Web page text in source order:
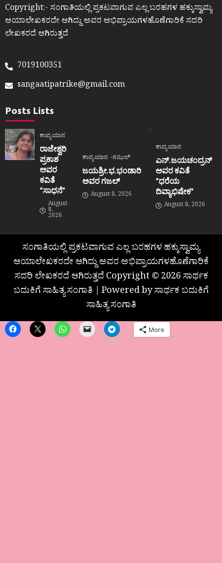
Copyright:- ಸಂಗಾತಿಯಲ್ಲಿ ಪ್ರಕಟವಾಗುವ ಎಲ್ಲ ಬರಹಗಳ ಹಕ್ಕುಸ್ವಾಮ್ಯ
ಆಯಾಲೇಖಕರದೇ ಆಗಿದ್ದು ಅವರ ಅಭಿಪ್ರಾಯಗಳಹೊಣೆಗಾರಿಕೆ ಸದರಿ
ಲೇಖಕರದೆ ಆಗಿರುತ್ತದೆ
7019100351
sangaatipatrike@gmail.com
Posts Lists
ಕಾವ್ಯಯಾನ
ರಾಜೇಶ್ವರಿ
ಪ್ರಕಾಶ
ಅವರ
ಕವಿತೆ
“ಸಾಧನೆ”
August
8,
2026
ಕಾವ್ಯಯಾನ ಗಝಲ್
ಜಯಶ್ರೀ.ಭ.ಭಂಡಾರಿ
ಅವರ ಗಜಲ್
August 8, 2026
ಕಾವ್ಯಯಾನ
ಎನ್.ಜಯಚಂದ್ರನ್
ಅವರ ಕವಿತೆ
“ಧರೆಯ
ದಿವ್ಯಾಭಿಷೇಕ”
August 8, 2026
ಸಂಗಾತಿಯಲ್ಲಿ ಪ್ರಕಟವಾಗುವ ಎಲ್ಲ ಬರಹಗಳ ಹಕ್ಕುಸ್ವಾಮ್ಯ
ಆಯಾಲೇಖಕರದೇ ಆಗಿದ್ದು ಅವರ ಅಭಿಪ್ರಾಯಗಳಹೊಣೆಗಾರಿಕೆ
ಸದರಿ ಲೇಖಕರದೆ ಆಗಿರುತ್ತದೆ Copyright © 2026 ಸಾರ್ಥಕ
ಬದುಕಿಗೆ ಸಾಹಿತ್ಯ ಸಂಗಾತಿ | Powered by ಸಾರ್ಥಕ ಬದುಕಿಗೆ
ಸಾಹಿತ್ಯ ಸಂಗಾತಿ
More